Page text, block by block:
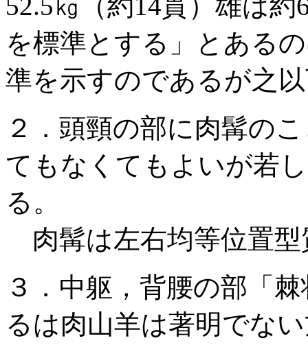
を標準とする」とある
準を示すのであるが之
２．頭頸の部に肉髯の
てもなくてもよいが若
る。
肉髯は左右均等位置型
３．中躯，背腰の部「
るは肉山羊は著明でな